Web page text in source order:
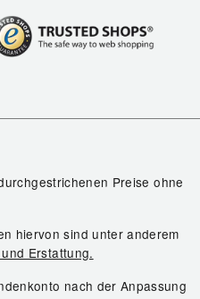
Preise ohne
hiervon sind unter anderem
Erstattung.
nach der Anpassung